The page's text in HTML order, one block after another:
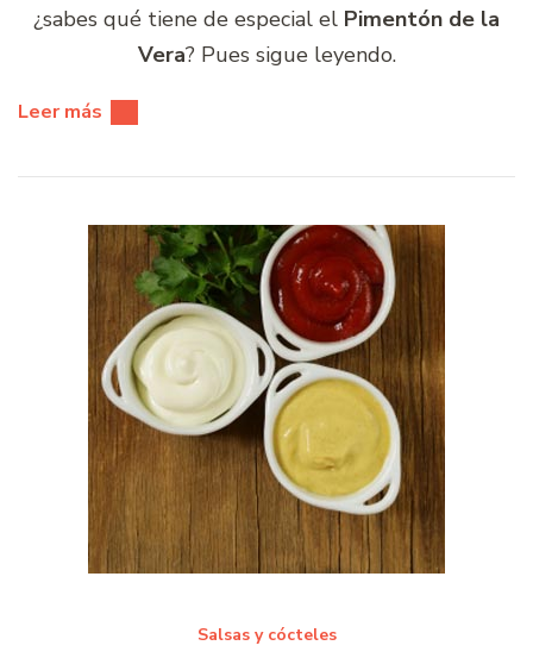
¿sabes qué tiene de especial el Pimentón de la
Vera? Pues sigue leyendo.
Leer más
Salsas y cócteles